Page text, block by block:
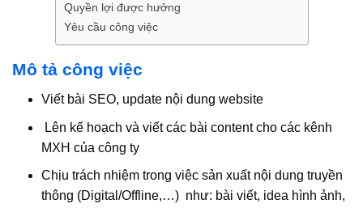
Quyền lợi được hưởng
Yêu cầu công việc
Mô tả công việc
Viết bài SEO, update nội dung website
Lên kế hoạch và viết các bài content cho các kênh
MXH của công ty
Chịu trách nhiệm trong việc sản xuất nội dung truyền
thông (Digital/Offline,…) như: bài viết, idea hình ảnh,